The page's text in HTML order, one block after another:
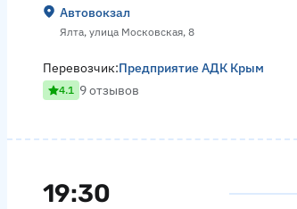
Автовокзал
Ялта, улица Московская, 8
Перевозчик:Предприятие АДК Крым
4.1 9 отзывов
19:30